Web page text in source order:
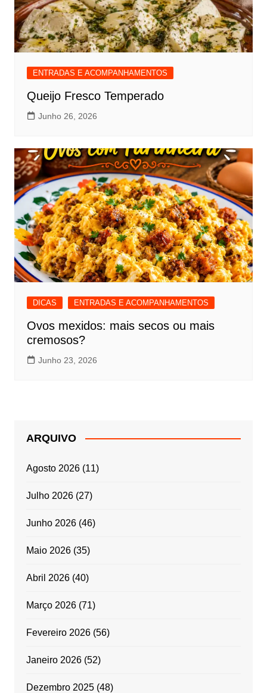
ENTRADAS E ACOMPANHAMENTOS
Queijo Fresco Temperado
Junho 26, 2026
DICAS ENTRADAS E ACOMPANHAMENTOS
Ovos mexidos: mais secos ou mais
cremosos?
Junho 23, 2026
ARQUIVO
Agosto 2026(11)
Julho 2026(27)
Junho 2026(46)
Maio 2026(35)
Abril 2026(40)
Março 2026(71)
Fevereiro 2026(56)
Janeiro 2026(52)
Dezembro 2025(48)